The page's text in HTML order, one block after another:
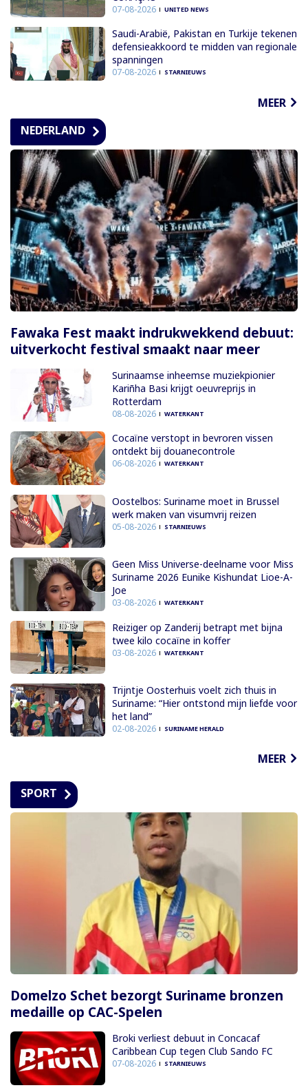
07-08-2026 UNITED NEWS
Saudi-Arabië, Pakistan en Turkije tekenen
defensieakkoord te midden van regionale
spanningen
07-08-2026 STARNIEUWS
MEER
NEDERLAND
Fawaka Fest maakt indrukwekkend debuut:
uitverkocht festival smaakt naar meer
Surinaamse inheemse muziekpionier
Kariñha Basi krijgt oeuvreprijs in
Rotterdam
08-08-2026 WATERKANT
Cocaïne verstopt in bevroren vissen
ontdekt bij douanecontrole
06-08-2026 WATERKANT
Oostelbos: Suriname moet in Brussel
werk maken van visumvrij reizen
05-08-2026 STARNIEUWS
Geen Miss Universe-deelname voor Miss
Suriname 2026 Eunike Kishundat Lioe-A-
Joe
03-08-2026 WATERKANT
Reiziger op Zanderij betrapt met bijna
twee kilo cocaïne in koffer
03-08-2026 WATERKANT
Trijntje Oosterhuis voelt zich thuis in
Suriname: “Hier ontstond mijn liefde voor
het land”
02-08-2026 SURINAME HERALD
MEER
SPORT
Domelzo Schet bezorgt Suriname bronzen
medaille op CAC-Spelen
Broki verliest debuut in Concacaf
Caribbean Cup tegen Club Sando FC
07-08-2026 STARNIEUWS